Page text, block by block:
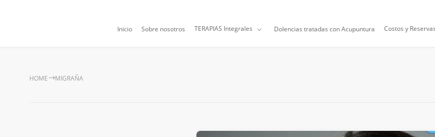
Inicio Sobre nosotros TERAPIAS Integrales Dolencias tratadas con Acupuntura Costos y Reservas
HOME MIGRAÑA